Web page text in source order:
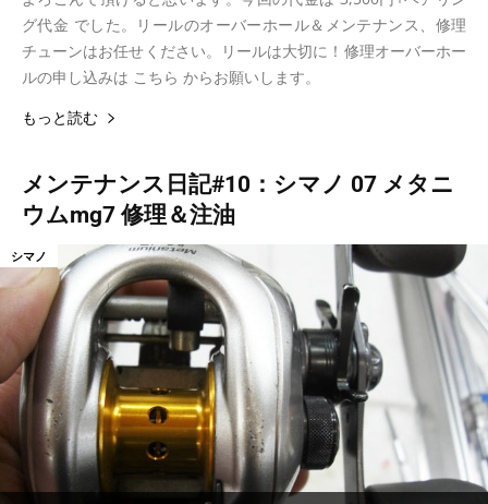
グ代金 でした。リールのオーバーホール＆メンテナンス、修理
チューンはお任せください。リールは大切に！修理オーバーホー
ルの申し込みは こちら からお願いします。
もっと読む
メンテナンス日記#10：シマノ 07 メタニ
ウムmg7 修理＆注油
シマノ